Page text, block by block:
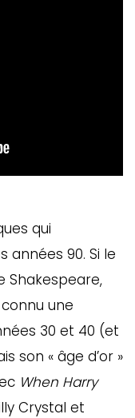
qui
90. Si le
Shakespeare,
une
30 et 40 (et
son « âge d’or »
When Harry
Crystal et